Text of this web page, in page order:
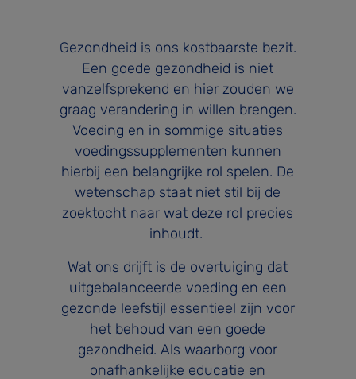
Gezondheid is ons kostbaarste bezit.
Een goede gezondheid is niet
vanzelfsprekend en hier zouden we
graag verandering in willen brengen.
Voeding en in sommige situaties
voedingssupplementen kunnen
hierbij een belangrijke rol spelen. De
wetenschap staat niet stil bij de
zoektocht naar wat deze rol precies
inhoudt.
Wat ons drijft is de overtuiging dat
uitgebalanceerde voeding en een
gezonde leefstijl essentieel zijn voor
het behoud van een goede
gezondheid. Als waarborg voor
onafhankelijke educatie en